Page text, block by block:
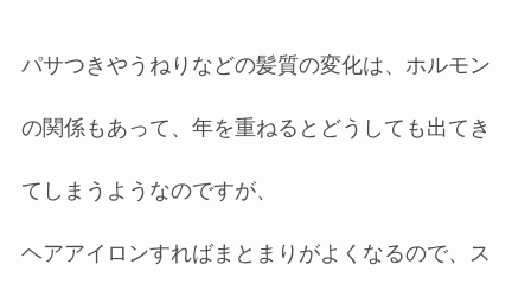
パサつきやうねりなどの髪質の変化は、ホルモン
の関係もあって、年を重ねるとどうしても出てき
てしまうようなのですが、
ヘアアイロンすればまとまりがよくなるので、ス